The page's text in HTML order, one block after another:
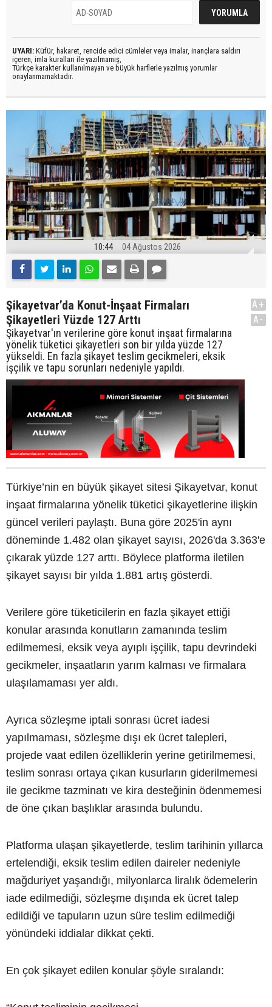
UYARI: Küfür, hakaret, rencide edici cümleler veya imalar, inançlara saldırı
içeren, imla kuralları ile yazılmamış,
Türkçe karakter kullanılmayan ve büyük harflerle yazılmış yorumlar
onaylanmamaktadır.
10:44 04 Ağustos 2026
Şikayetvar’da Konut-İnşaat Firmaları
Şikayetleri Yüzde 127 Arttı
Şikayetvar'ın verilerine göre konut inşaat firmalarına
yönelik tüketici şikayetleri son bir yılda yüzde 127
yükseldi. En fazla şikayet teslim gecikmeleri, eksik
işçilik ve tapu sorunları nedeniyle yapıldı.
A+
A-
Türkiye’nin en büyük şikayet sitesi Şikayetvar, konut
inşaat firmalarına yönelik tüketici şikayetlerine ilişkin
güncel verileri paylaştı. Buna göre 2025'in aynı
döneminde 1.482 olan şikayet sayısı, 2026'da 3.363'e
çıkarak yüzde 127 arttı. Böylece platforma iletilen
şikayet sayısı bir yılda 1.881 artış gösterdi.
Verilere göre tüketicilerin en fazla şikayet ettiği
konular arasında konutların zamanında teslim
edilmemesi, eksik veya ayıplı işçilik, tapu devrindeki
gecikmeler, inşaatların yarım kalması ve firmalara
ulaşılamaması yer aldı.
Ayrıca sözleşme iptali sonrası ücret iadesi
yapılmaması, sözleşme dışı ek ücret talepleri,
projede vaat edilen özelliklerin yerine getirilmemesi,
teslim sonrası ortaya çıkan kusurların giderilmemesi
ile gecikme tazminatı ve kira desteğinin ödenmemesi
de öne çıkan başlıklar arasında bulundu.
Platforma ulaşan şikayetlerde, teslim tarihinin yıllarca
ertelendiği, eksik teslim edilen daireler nedeniyle
mağduriyet yaşandığı, milyonlarca liralık ödemelerin
iade edilmediği, sözleşme dışında ek ücret talep
edildiği ve tapuların uzun süre teslim edilmediği
yönündeki iddialar dikkat çekti.
En çok şikayet edilen konular şöyle sıralandı: